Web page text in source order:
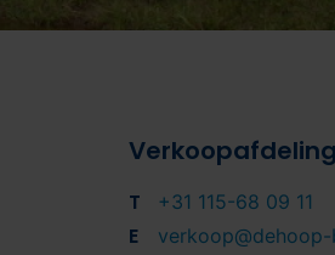
Verkoopafdeling
T +31 115-68 09 11
E verkoop@dehoop-